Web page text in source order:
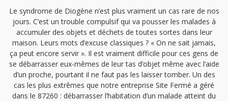
Le syndrome de Diogène n’est plus vraiment un cas rare de nos
jours. C’est un trouble compulsif qui va pousser les malades à
accumuler des objets et déchets de toutes sortes dans leur
maison. Leurs mots d’excuse classiques ? « On ne sait jamais,
ça peut encore servir ». Il est vraiment difficile pour ces gens de
se débarrasser eux-mêmes de leur tas d’objet même avec l’aide
d’un proche, pourtant il ne faut pas les laisser tomber. Un des
cas les plus extrêmes que notre entreprise Site Fermé a géré
dans le 87260 : débarrasser l’habitation d’un malade atteint du